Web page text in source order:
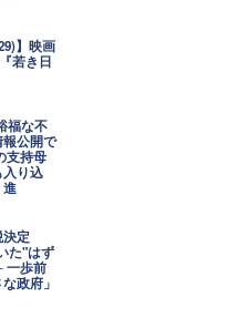
】映画
若き日
福な不
公開で
支持母
り込
定
た"はず
一歩前
政府」